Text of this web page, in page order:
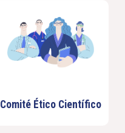
Comité Ético Científico